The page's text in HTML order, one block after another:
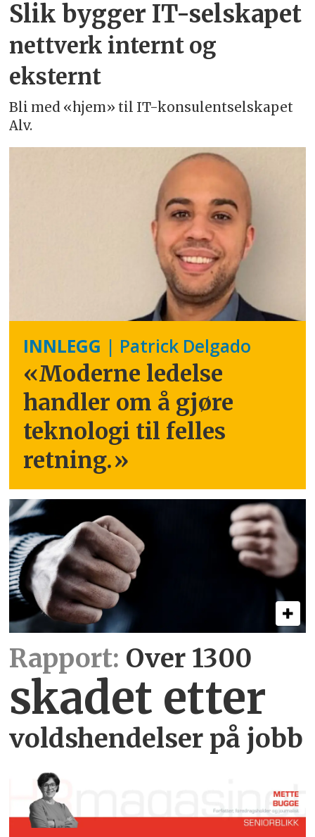
Slik bygger IT-selskapet
nettverk internt og
eksternt
Bli med «hjem» til IT-konsulentselskapet
Alv.
INNLEGG | Patrick Delgado
«Moderne ledelse
handler om å gjøre
teknologi til felles
retning.»
Rapport: Over 1300
skadet etter
voldshendelser på jobb